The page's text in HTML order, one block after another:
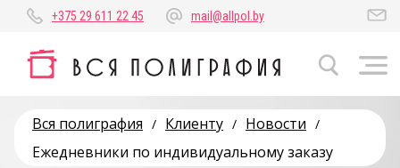
+375 29 611 22 45 mail@allpol.by
Вся полиграфия / Клиенту / Новости /
Ежедневники по индивидуальному заказу